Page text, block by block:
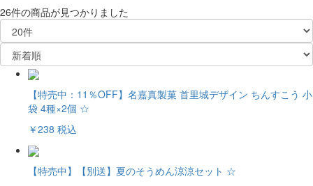
26件の商品が見つかりました
【特売中：11％OFF】名嘉真製菓 首里城デザイン ちんすこう 小
袋 4種×2個 ☆
￥238 税込
【特売中】【別送】夏のそうめん涼涼セット ☆